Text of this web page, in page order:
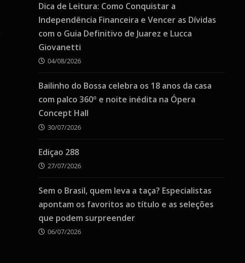
Dica de Leitura: Como Conquistar a
Independência Financeira e Vencer as Dívidas
com o Guia Definitivo de Juarez e Lucca
Giovanetti
04/08/2026
Bailinho do Bossa celebra os 18 anos da casa
com palco 360º e noite inédita na Ópera
Concept Hall
30/07/2026
Ediçao 288
27/07/2026
Sem o Brasil, quem leva a taça? Especialistas
apontam os favoritos ao título e as seleções
que podem surpreender
06/07/2026